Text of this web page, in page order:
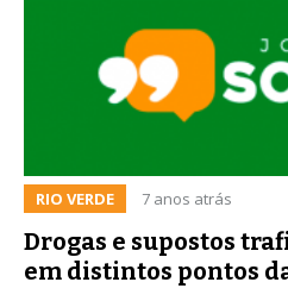
RIO VERDE 7 anos atrás
Drogas e supostos
em distintos pontos